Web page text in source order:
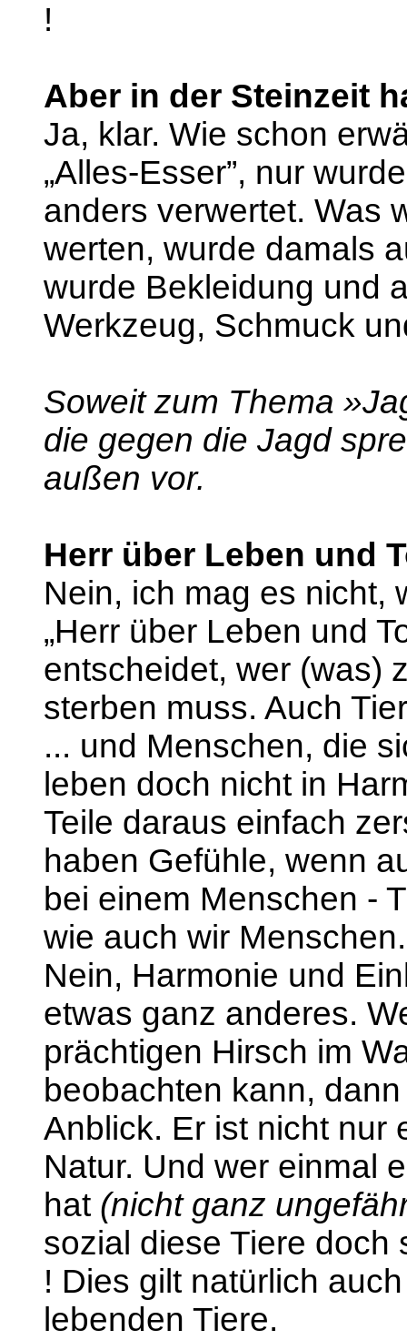
!
Aber in der Steinzeit
Ja, klar. Wie schon
„Alles-Esser”, nur
anders verwertet. Was
werten, wurde damals
wurde Bekleidung und
Werkzeug, Schmuck
Soweit zum Thema
die gegen die Jagd
außen vor.
Herr über Leben und
Nein, ich mag es nicht,
„Herr über Leben und
entscheidet, wer (was)
sterben muss. Auch
... und Menschen, die
leben doch nicht in
Teile daraus einfach
haben Gefühle, wenn
bei einem Menschen -
wie auch wir Menschen.
Nein, Harmonie und
etwas ganz anderes.
prächtigen Hirsch im
beobachten kann,
Anblick. Er ist nicht nur
Natur. Und wer einmal
hat (nicht ganz
sozial diese Tiere doch
! Dies gilt natürlich
lebenden Tiere.